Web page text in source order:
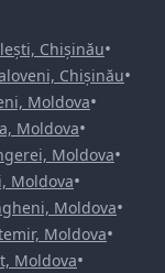
Chișinău•
Chișinău•
Moldova•
Moldova•
Moldova•
Moldova•
Moldova•
Moldova•
Moldova•